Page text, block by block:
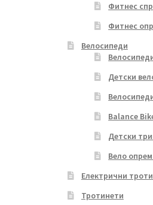
Фитнес
Фитнес
Велосипеди
Детски
Balance
Детски
Вело
Електрични
Тротинети